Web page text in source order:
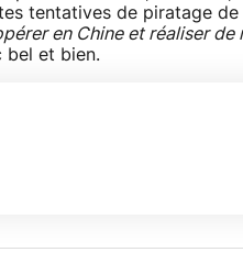
tentatives de piratage
en Chine et réaliser de
bel et bien.